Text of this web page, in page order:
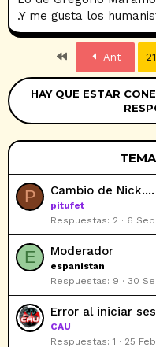
.Y me gusta los
PrimeroAnt
HAY QUE ESTAR
P Cambio de
pitufet
Respuestas
2 6 Sep
E Moderador
espanistan
Respuestas
9 30
Error al iniciar
CAU
Respuestas 1 25